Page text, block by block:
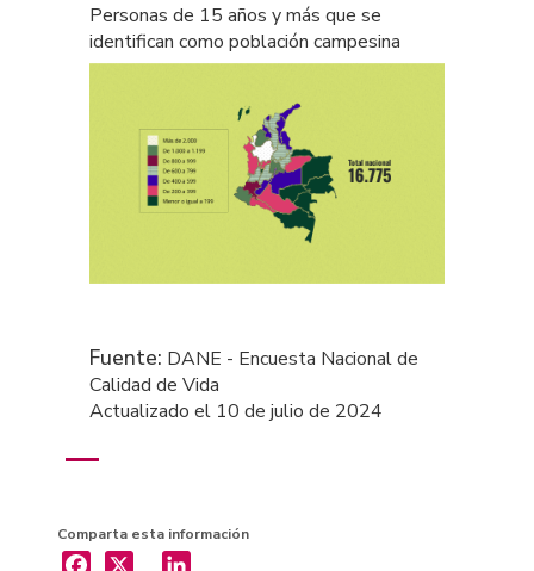
Personas de 15 años y más que se
identifican como población campesina
Fuente: DANE - Encuesta Nacional de
Calidad de Vida
Actualizado el 10 de julio de 2024
Comparta esta información